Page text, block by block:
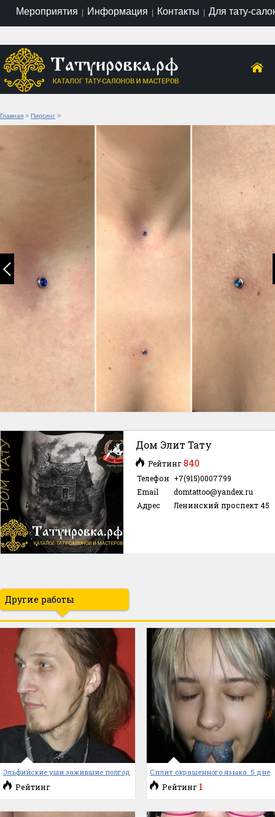
Мероприятия | Информация | Контакты | Для тату-
Главная > Пирсинг >
Дом Элит Тату
Рейтинг840
Телефон +7(915)0007799
Email
domtattoo@yandex.ru
Адрес
Ленинский проспект 45
Другие работы
Эльфийские уши зажившие полгод
Рейтинг
Сплит окрашенного языка. 5 дне
Рейтинг 1